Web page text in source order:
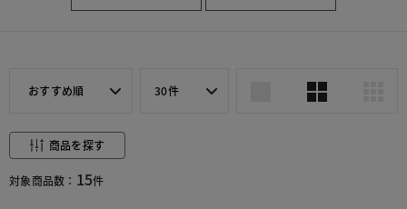
おすすめ順 30件
商品を探す
対象商品数： 15件